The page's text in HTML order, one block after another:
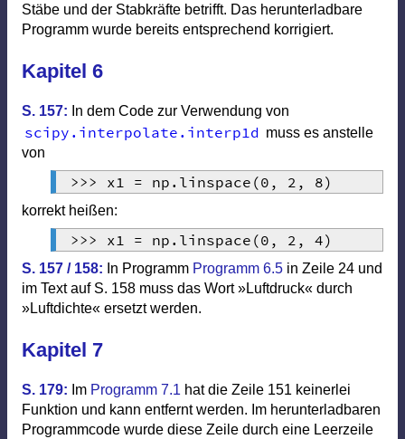
Stäbe und der Stabkräfte betrifft. Das herunterladbare
Programm wurde bereits entsprechend korrigiert.
Kapitel 6
S. 157: In dem Code zur Verwendung von
scipy . interpolate . interp1d muss es anstelle
von
>>> x1 = np . linspace (0 , 2 , 8)
korrekt heißen:
>>> x1 = np . linspace (0 , 2 , 4)
S. 157 / 158: In Programm Programm 6.5 in Zeile 24 und
im Text auf S. 158 muss das Wort »Luftdruck« durch
»Luftdichte« ersetzt werden.
Kapitel 7
S. 179: Im Programm 7.1 hat die Zeile 151 keinerlei
Funktion und kann entfernt werden. Im herunterladbaren
Programmcode wurde diese Zeile durch eine Leerzeile